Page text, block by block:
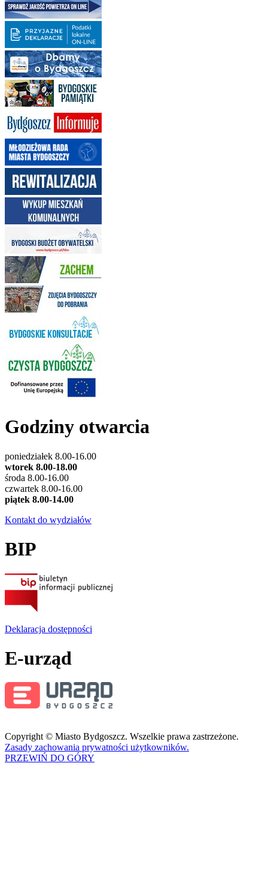
Godziny otwarcia
poniedziałek 8.00-16.00
wtorek 8.00-18.00
środa 8.00-16.00
czwartek 8.00-16.00
piątek 8.00-14.00
Kontakt do wydziałów
BIP
Deklaracja dostępności
E-urząd
Copyright © Miasto Bydgoszcz. Wszelkie prawa zastrzeżone.
Zasady zachowania prywatności użytkowników.
PRZEWIŃ DO GÓRY